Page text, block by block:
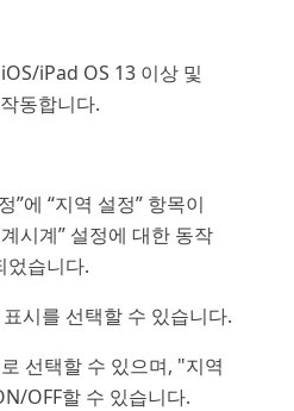
iPad OS 13 이상 및
동합니다.
”에 “지역 설정” 항목이
시계” 설정에 대한 동작
었습니다.
시를 선택할 수 있습니다.
선택할 수 있으며, "지역
OFF할 수 있습니다.